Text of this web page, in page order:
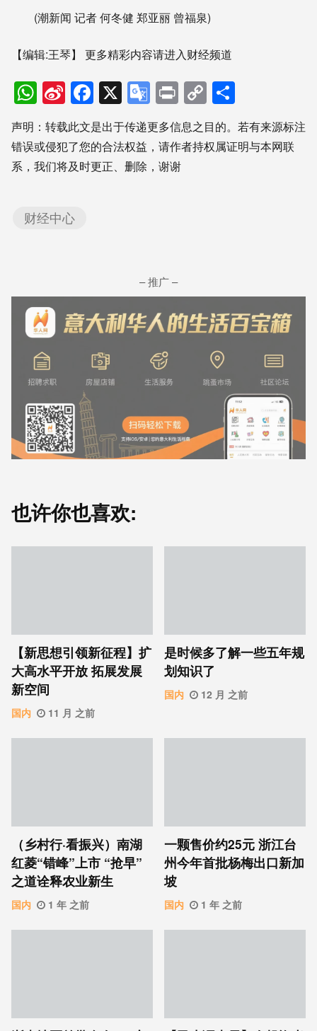
(潮新闻 记者 何冬健 郑亚丽 曾福泉)
【编辑:王琴】 更多精彩内容请进入财经频道
WhatsApp
Sina
Weibo
Facebook
X Google
Translate
PrintCopy
Link享
声明：转载此文是出于传递更多信息之目的。若有来源标注
错误或侵犯了您的合法权益，请作者持权属证明与本网联
系，我们将及时更正、删除，谢谢
财经中心
– 推广 –
也许你也喜欢:
【新思想引领新征程】扩
大高水平开放 拓展发展
新空间
国内 11 月 之前
是时候多了解一些五年规
划知识了
国内 12 月 之前
（乡村行·看振兴）南湖
红菱“错峰”上市 “抢早”
之道诠释农业新生
国内 1 年 之前
一颗售价约25元 浙江台
州今年首批杨梅出口新加
坡
国内 1 年 之前